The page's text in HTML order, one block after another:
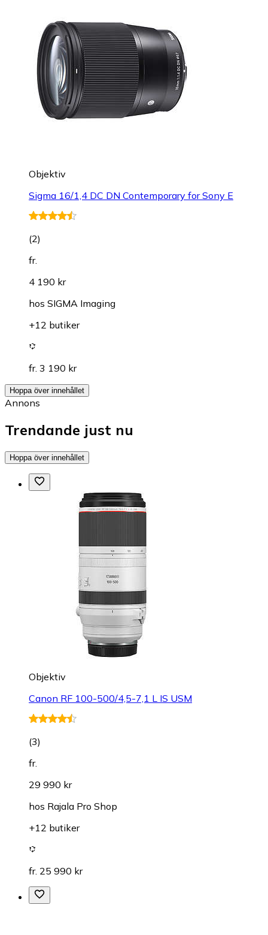
Objektiv
Sigma 16/1,4 DC DN Contemporary for Sony E
(2)
fr.
4 190 kr
hos SIGMA Imaging
+12 butiker
fr. 3 190 kr
Hoppa över innehållet
Annons
Trendande just nu
Hoppa över innehållet
Objektiv
Canon RF 100-500/4,5-7,1 L IS USM
(3)
fr.
29 990 kr
hos Rajala Pro Shop
+12 butiker
fr. 25 990 kr